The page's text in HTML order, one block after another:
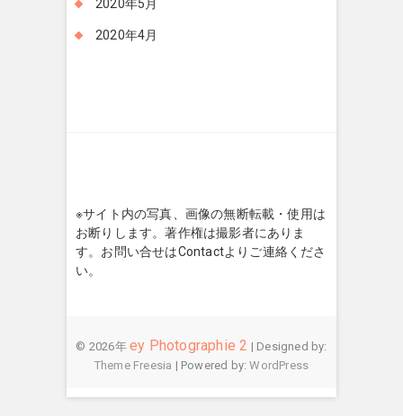
2020年5月
2020年4月
※サイト内の写真、画像の無断転載・使用は
お断りします。著作権は撮影者にありま
す。お問い合せはContactよりご連絡くださ
い。
© 2026年ey Photographie 2 | Designed by:
Theme Freesia | Powered by:WordPress